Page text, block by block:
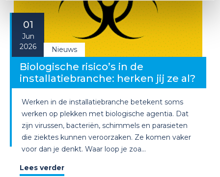
01
Jun
2026
Nieuws
Biologische risico’s in de
installatiebranche: herken jij ze al?
Werken in de installatiebranche betekent soms
werken op plekken met biologische agentia. Dat
zijn virussen, bacteriën, schimmels en parasieten
die ziektes kunnen veroorzaken. Ze komen vaker
voor dan je denkt. Waar loop je zoa...
Lees verder